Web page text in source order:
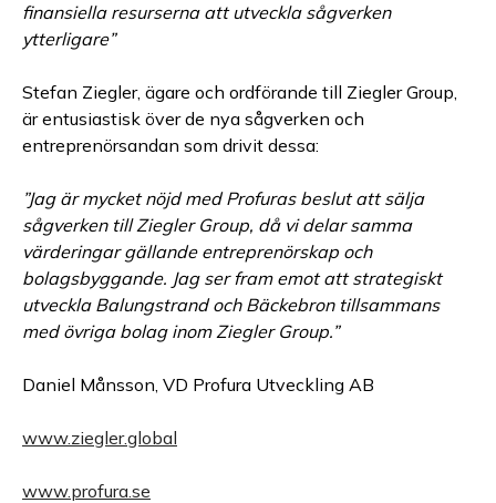
finansiella resurserna att utveckla sågverken
ytterligare”
Stefan Ziegler, ägare och ordförande till Ziegler Group,
är entusiastisk över de nya sågverken och
entreprenörsandan som drivit dessa:
”Jag är mycket nöjd med Profuras beslut att sälja
sågverken till Ziegler Group, då vi delar samma
värderingar gällande entreprenörskap och
bolagsbyggande. Jag ser fram emot att strategiskt
utveckla Balungstrand och Bäckebron tillsammans
med övriga bolag inom Ziegler Group.”
Daniel Månsson, VD Profura Utveckling AB
www.ziegler.global
www.profura.se